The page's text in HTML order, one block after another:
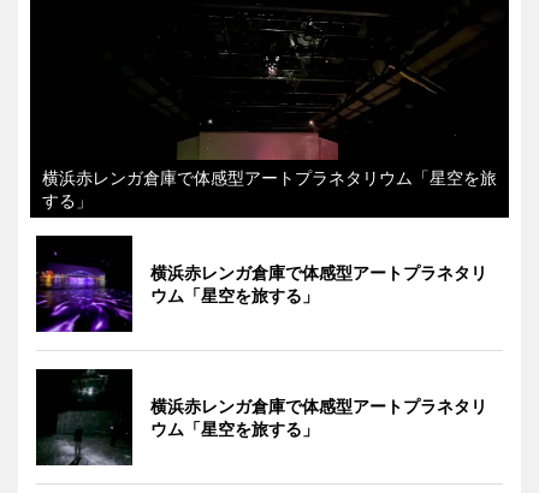
横浜赤レンガ倉庫で体感型アートプラネタリウム「星空を旅
する」
横浜赤レンガ倉庫で体感型アートプラネタリ
ウム「星空を旅する」
横浜赤レンガ倉庫で体感型アートプラネタリ
ウム「星空を旅する」